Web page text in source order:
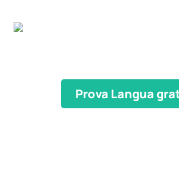
Prova Langua